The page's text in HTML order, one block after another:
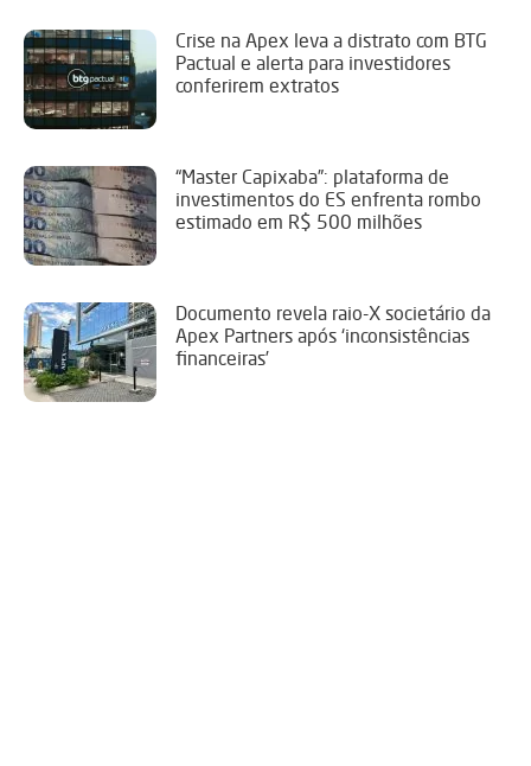
Crise na Apex leva a distrato com BTG
Pactual e alerta para investidores
conferirem extratos
“Master Capixaba”: plataforma de
investimentos do ES enfrenta rombo
estimado em R$ 500 milhões
Documento revela raio-X societário da
Apex Partners após ‘inconsistências
financeiras’